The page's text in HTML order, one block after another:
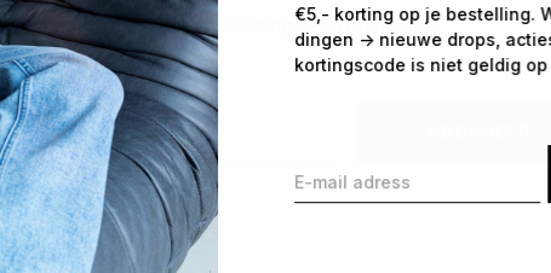
€5,- korting op je bestelling.
dingen -> nieuwe drops,
kortingscode is niet geldig op
Ontvang de nieuwste aanbiedingen en promoties